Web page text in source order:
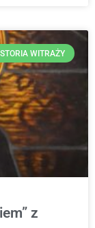
WITRAŻY
z